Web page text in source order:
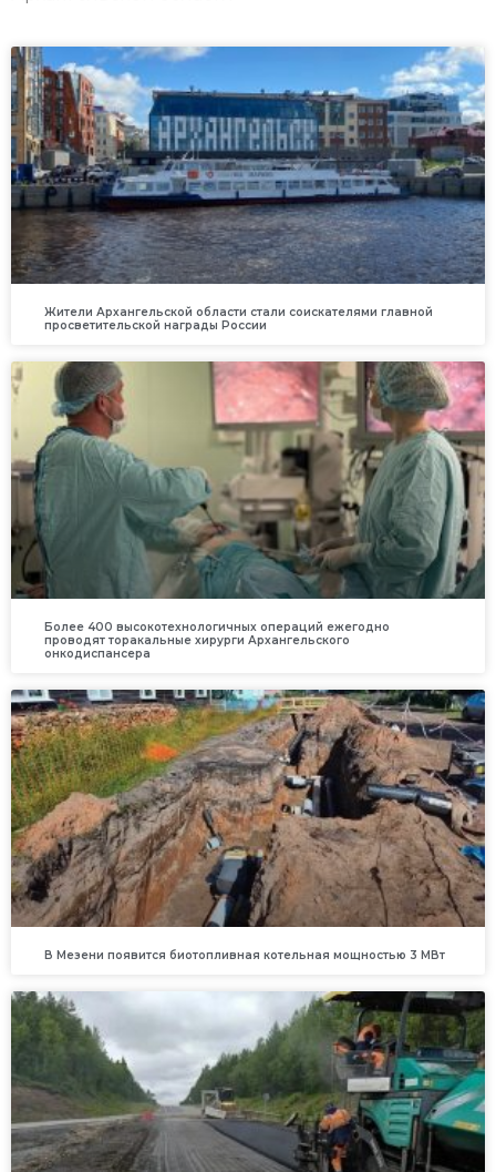
Жители Архангельской области стали соискателями главной
просветительской награды России
Более 400 высокотехнологичных операций ежегодно
проводят торакальные хирурги Архангельского
онкодиспансера
В Мезени появится биотопливная котельная мощностью 3 МВт